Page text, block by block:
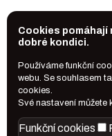
Cookies pomáhají
dobré kondici.
Používáme funkční
webu. Se souhlasem
cookies.
Své nastavení můžete
Funkční cookies